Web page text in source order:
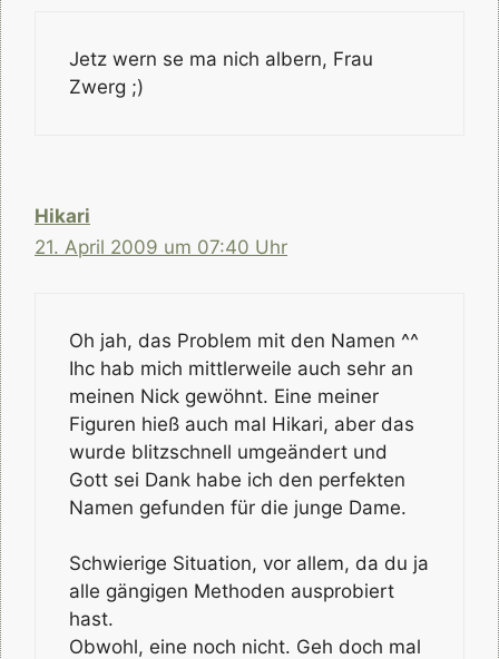
Jetz wern se ma nich albern, Frau
Zwerg ;)
Hikari
21. April 2009 um 07:40 Uhr
Oh jah, das Problem mit den Namen ^^
Ihc hab mich mittlerweile auch sehr an
meinen Nick gewöhnt. Eine meiner
Figuren hieß auch mal Hikari, aber das
wurde blitzschnell umgeändert und
Gott sei Dank habe ich den perfekten
Namen gefunden für die junge Dame.
Schwierige Situation, vor allem, da du ja
alle gängigen Methoden ausprobiert
hast.
Obwohl, eine noch nicht. Geh doch mal